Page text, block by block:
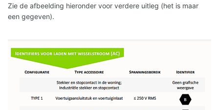
Zie de afbeelding hieronder voor verdere uitleg (het is maar
een gegeven).